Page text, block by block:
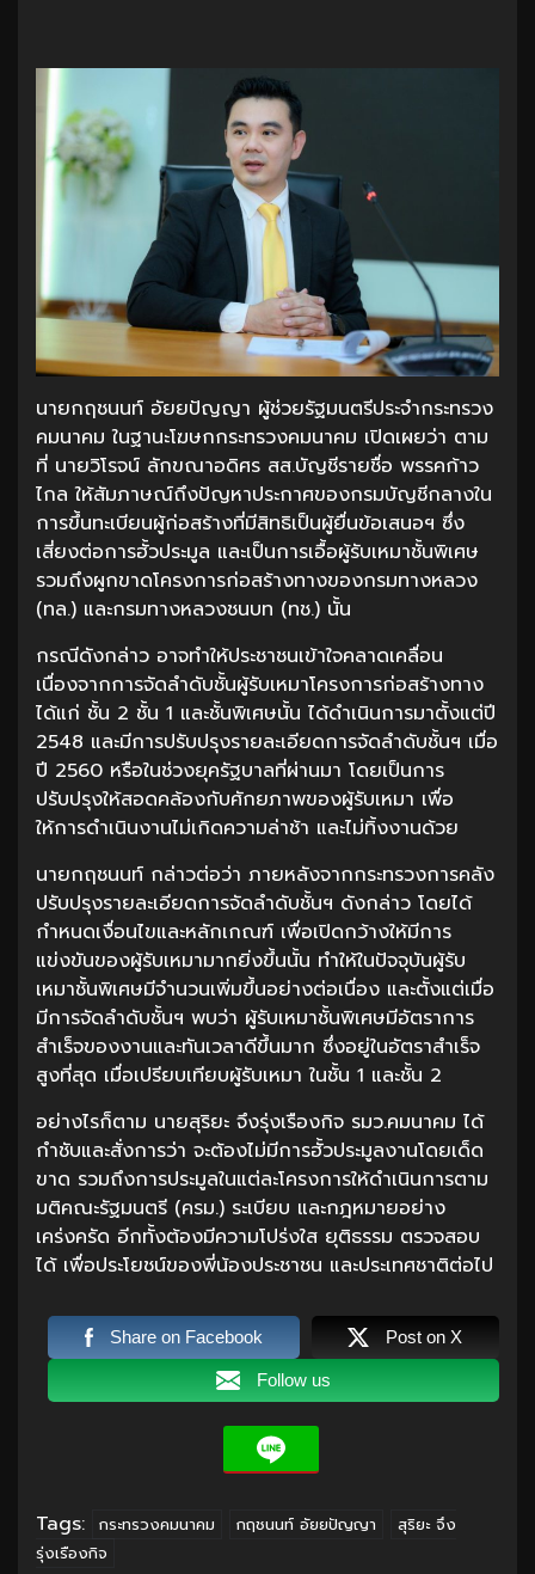
นายกฤชนนท์ อัยยปัญญา ผู้ช่วยรัฐมนตรีประจำกระทรวง
คมนาคม ในฐานะโฆษกกระทรวงคมนาคม เปิดเผยว่า ตาม
ที่ นายวิโรจน์ ลักขณาอดิศร สส.บัญชีรายชื่อ พรรคก้าว
ไกล ให้สัมภาษณ์ถึงปัญหาประกาศของกรมบัญชีกลางใน
การขึ้นทะเบียนผู้ก่อสร้างที่มีสิทธิเป็นผู้ยื่นข้อเสนอฯ ซึ่ง
เสี่ยงต่อการฮั้วประมูล และเป็นการเอื้อผู้รับเหมาชั้นพิเศษ
รวมถึงผูกขาดโครงการก่อสร้างทางของกรมทางหลวง
(ทล.) และกรมทางหลวงชนบท (ทช.) นั้น
กรณีดังกล่าว อาจทำให้ประชาชนเข้าใจคลาดเคลื่อน
เนื่องจากการจัดลำดับชั้นผู้รับเหมาโครงการก่อสร้างทาง
ได้แก่ ชั้น 2 ชั้น 1 และชั้นพิเศษนั้น ได้ดำเนินการมาตั้งแต่ปี
2548 และมีการปรับปรุงรายละเอียดการจัดลำดับชั้นฯ เมื่อ
ปี 2560 หรือในช่วงยุครัฐบาลที่ผ่านมา โดยเป็นการ
ปรับปรุงให้สอดคล้องกับศักยภาพของผู้รับเหมา เพื่อ
ให้การดำเนินงานไม่เกิดความล่าช้า และไม่ทิ้งงานด้วย
นายกฤชนนท์ กล่าวต่อว่า ภายหลังจากกระทรวงการคลัง
ปรับปรุงรายละเอียดการจัดลำดับชั้นฯ ดังกล่าว โดยได้
กำหนดเงื่อนไขและหลักเกณฑ์ เพื่อเปิดกว้างให้มีการ
แข่งขันของผู้รับเหมามากยิ่งขึ้นนั้น ทำให้ในปัจจุบันผู้รับ
เหมาชั้นพิเศษมีจำนวนเพิ่มขึ้นอย่างต่อเนื่อง และตั้งแต่เมื่อ
มีการจัดลำดับชั้นฯ พบว่า ผู้รับเหมาชั้นพิเศษมีอัตราการ
สำเร็จของงานและทันเวลาดีขึ้นมาก ซึ่งอยู่ในอัตราสำเร็จ
สูงที่สุด เมื่อเปรียบเทียบผู้รับเหมา ในชั้น 1 และชั้น 2
อย่างไรก็ตาม นายสุริยะ จึงรุ่งเรืองกิจ รมว.คมนาคม ได้
กำชับและสั่งการว่า จะต้องไม่มีการฮั้วประมูลงานโดยเด็ด
ขาด รวมถึงการประมูลในแต่ละโครงการให้ดำเนินการตาม
มติคณะรัฐมนตรี (ครม.) ระเบียบ และกฎหมายอย่าง
เคร่งครัด อีกทั้งต้องมีความโปร่งใส ยุติธรรม ตรวจสอบ
ได้ เพื่อประโยชน์ของพี่น้องประชาชน และประเทศชาติต่อไป
Share on Facebook Post on X
Follow us
Tags: กระทรวงคมนาคม กฤชนนท์ อัยยปัญญา
สุริยะ จึง
รุ่งเรืองกิจ